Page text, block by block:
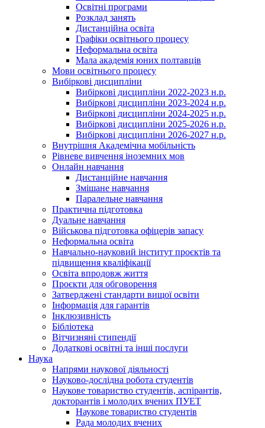
Освітні програми
Розклад занять
Дистанційна освіта
Графіки освітнього процесу
Неформальна освіта
Мала академія юних полтавців
Мови освітнього процесу
Вибіркові дисципліни
Вибіркові дисципліни 2022-2023 н.р.
Вибіркові дисципліни 2023-2024 н.р.
Вибіркові дисципліни 2024-2025 н.р.
Вибіркові дисципліни 2025-2026 н.р.
Вибіркові дисципліни 2026-2027 н.р.
Внутрішня Академічна мобільність
Рівневе вивчення іноземних мов
Онлайн навчання
Дистанційне навчання
Змішане навчання
Паралельне навчання
Практична підготовка
Дуальне навчання
Військова підготовка офіцерів запасу
Неформальна освіта
Навчально-науковий інститут проєктів та
підвищення кваліфікації
Освіта впродовж життя
Проєкти для обговорення
Затверджені стандарти вищої освіти
Інформація для гарантів
Інклюзивність
Бібліотека
Вітчизняні стипендії
Додаткові освітні та інші послуги
Наука
Напрями наукової діяльності
Науково-дослідна робота студентів
Наукове товариство студентів, аспірантів,
докторантів і молодих вчених ПУЕТ
Наукове товариство студентів
Рада молодих вчених